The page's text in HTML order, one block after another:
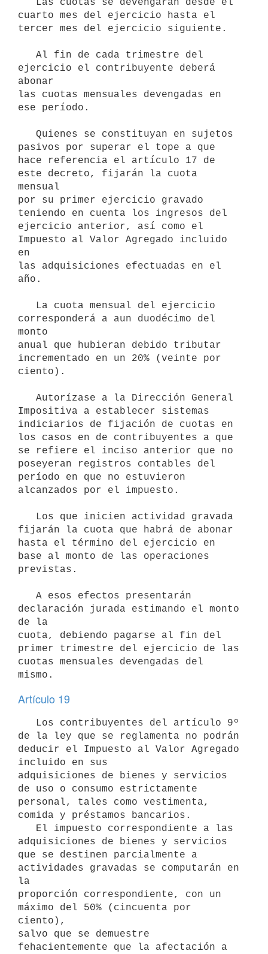
cuarto mes del ejercicio hasta el
tercer mes del ejercicio siguiente.
ejercicio el contribuyente deberá
abonar
las cuotas mensuales devengadas en
ese período.
pasivos por superar el tope a que
hace referencia el artículo 17 de
este decreto, fijarán la cuota
mensual
por su primer ejercicio gravado
teniendo en cuenta los ingresos del
ejercicio anterior, así como el
Impuesto al Valor Agregado incluido
en
las adquisiciones efectuadas en el
año.
corresponderá a aun duodécimo del
monto
anual que hubieran debido tributar
incrementado en un 20% (veinte por
ciento).
Impositiva a establecer sistemas
indiciarios de fijación de cuotas en
los casos en de contribuyentes a que
se refiere el inciso anterior que no
poseyeran registros contables del
período en que no estuvieron
alcanzados por el impuesto.
fijarán la cuota que habrá de abonar
hasta el término del ejercicio en
base al monto de las operaciones
previstas.
declaración jurada estimando el monto
de la
cuota, debiendo pagarse al fin del
primer trimestre del ejercicio de las
cuotas mensuales devengadas del
mismo.
Artículo 19
de la ley que se reglamenta no podrán
deducir el Impuesto al Valor Agregado
incluido en sus
adquisiciones de bienes y servicios
de uso o consumo estrictamente
personal, tales como vestimenta,
comida y préstamos bancarios.
adquisiciones de bienes y servicios
que se destinen parcialmente a
actividades gravadas se computarán en
la
proporción correspondiente, con un
máximo del 50% (cincuenta por
ciento),
salvo que se demuestre
fehacientemente que la afectación a